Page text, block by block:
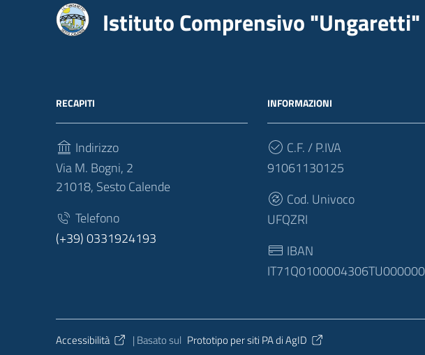
Istituto Comprensivo "Ungaretti"
RECAPITI
Indirizzo
Via M. Bogni, 2
21018, Sesto Calende
Telefono
(+39) 0331924193
INFORMAZIONI
C.F. / P.IVA
91061130125
Cod. Univoco
UFQZRI
IBAN
Sezione Link Utili
Accessibilità | Basato sul Prototipo per siti PA di AgID